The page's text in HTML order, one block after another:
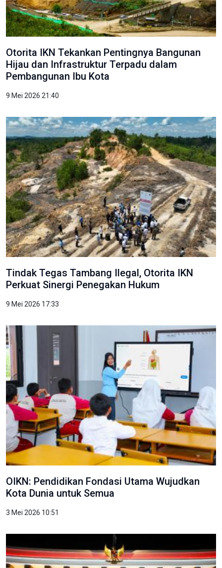
Otorita IKN Tekankan Pentingnya Bangunan
Hijau dan Infrastruktur Terpadu dalam
Pembangunan Ibu Kota
9 Mei 2026 21:40
Tindak Tegas Tambang Ilegal, Otorita IKN
Perkuat Sinergi Penegakan Hukum
9 Mei 2026 17:33
OIKN: Pendidikan Fondasi Utama Wujudkan
Kota Dunia untuk Semua
3 Mei 2026 10:51